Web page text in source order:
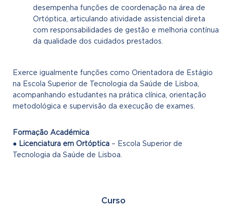
desempenha funções de coordenação na área de
Ortóptica, articulando atividade assistencial direta
com responsabilidades de gestão e melhoria contínua
da qualidade dos cuidados prestados.
Exerce igualmente funções como Orientadora de Estágio
na Escola Superior de Tecnologia da Saúde de Lisboa,
acompanhando estudantes na prática clínica, orientação
metodológica e supervisão da execução de exames.
Formação Académica
● Licenciatura em Ortóptica – Escola Superior de
Tecnologia da Saúde de Lisboa.
Curso